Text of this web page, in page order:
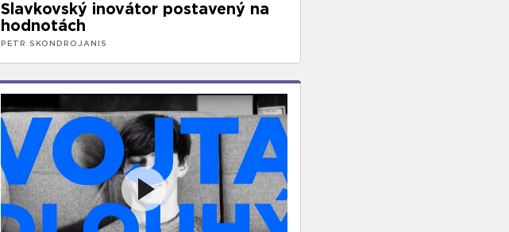
Slavkovský inovátor postavený na
hodnotách
PETR SKONDROJANIS